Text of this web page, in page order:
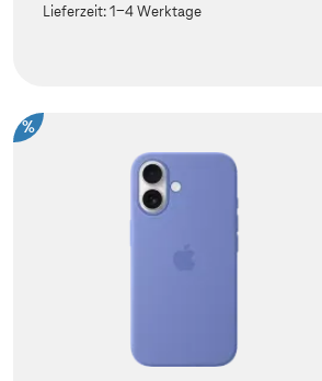
Lieferzeit:1-4 Werktage
%